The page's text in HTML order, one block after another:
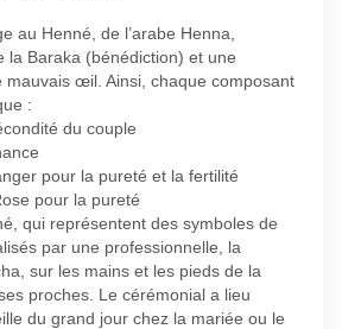
au Henné, de l’arabe Henna,
la Baraka (bénédiction) et une
mauvais œil. Ainsi, chaque composant
:
du couple
pour la pureté et la fertilité
pour la pureté
qui représentent des symboles de
par une professionnelle, la
sur les mains et les pieds de la
proches. Le cérémonial a lieu
du grand jour chez la mariée ou le